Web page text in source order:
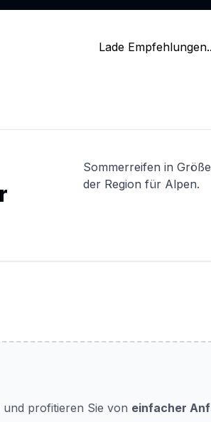
Lade
Sommerreifen in
der Region für Alpen.
und profitieren Sie von einfacher